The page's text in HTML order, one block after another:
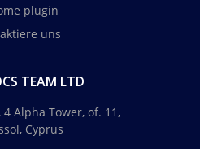
plugin
uns
TEAM LTD
Alpha Tower, of. 11,
Cyprus